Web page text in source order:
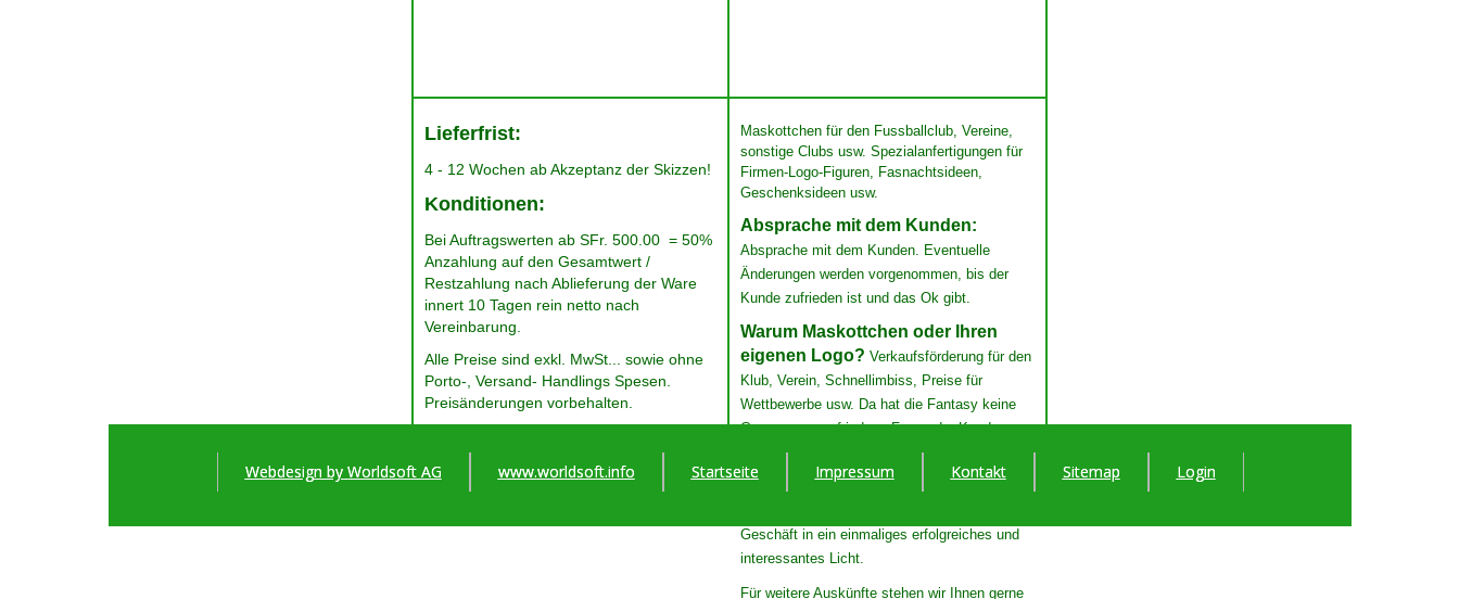
Lieferfrist:
4 - 12 Wochen ab Akzeptanz der Skizzen!
Konditionen:
​Bei Auftragswerten ab SFr. 500.00 = 50%
Anzahlung auf den Gesamtwert /
Restzahlung nach Ablieferung der Ware
innert 10 Tagen rein netto nach
Vereinbarung.
​Alle Preise sind exkl. MwSt... sowie ohne
Porto-, Versand- Handlings Spesen.
Preisänderungen vorbehalten.
Maskottchen für den Fussballclub, Vereine,
sonstige Clubs usw. Spezialanfertigungen für
Firmen-Logo-Figuren, Fasnachtsideen,
Geschenksideen usw.
Absprache mit dem Kunden:
Absprache mit dem Kunden. Eventuelle
Änderungen werden vorgenommen, bis der
Kunde zufrieden ist und das Ok gibt.
Warum Maskottchen oder Ihren
eigenen Logo? ​ Verkaufsförderung für den
Klub, Verein, Schnellimbiss, Preise für
Wettbewerbe usw. Da hat die Fantasy keine
Grenzen um zufriedene Fans oder Kunden zu
​Durch das eigene Maskottchen oder Logon-
Geschäft in ein einmaliges erfolgreiches und
interessantes Licht.
​Für weitere Auskünfte stehen wir Ihnen gerne
Webdesign by Worldsoft AG www.worldsoft.info Startseite Impressum Kontakt Sitemap Login